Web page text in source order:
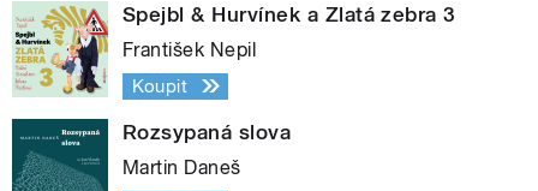
Spejbl & Hurvínek a Zlatá zebra 3
František Nepil
Koupit
Rozsypaná slova
Martin Daneš